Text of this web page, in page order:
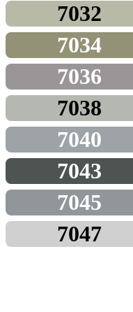
7032
7034
7036
7038
7040
7043
7045
7047